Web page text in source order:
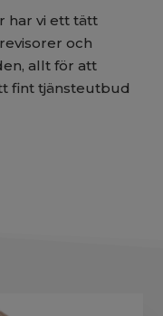
har vi ett tätt
och
allt för att
fint tjänsteutbud